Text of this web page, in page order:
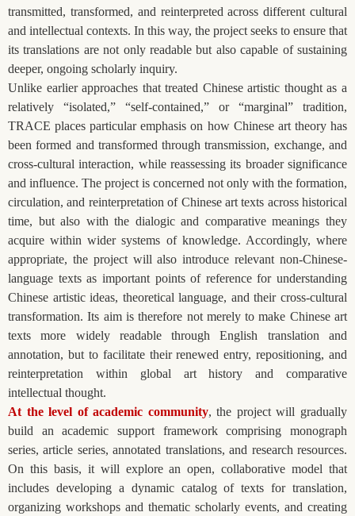
transmitted, transformed, and reinterpreted across different cultural
and intellectual contexts. In this way, the project seeks to ensure that
its translations are not only readable but also capable of sustaining
deeper, ongoing scholarly inquiry.
Unlike earlier approaches that treated Chinese artistic thought as a
relatively “isolated,” “self-contained,” or “marginal” tradition,
TRACE places particular emphasis on how Chinese art theory has
been formed and transformed through transmission, exchange, and
cross-cultural interaction, while reassessing its broader significance
and influence. The project is concerned not only with the formation,
circulation, and reinterpretation of Chinese art texts across historical
time, but also with the dialogic and comparative meanings they
acquire within wider systems of knowledge. Accordingly, where
appropriate, the project will also introduce relevant non-Chinese-
language texts as important points of reference for understanding
Chinese artistic ideas, theoretical language, and their cross-cultural
transformation. Its aim is therefore not merely to make Chinese art
texts more widely readable through English translation and
annotation, but to facilitate their renewed entry, repositioning, and
reinterpretation within global art history and comparative
intellectual thought.
At the level of academic community, the project will gradually
build an academic support framework comprising monograph
series, article series, annotated translations, and research resources.
On this basis, it will explore an open, collaborative model that
includes developing a dynamic catalog of texts for translation,
organizing workshops and thematic scholarly events, and creating